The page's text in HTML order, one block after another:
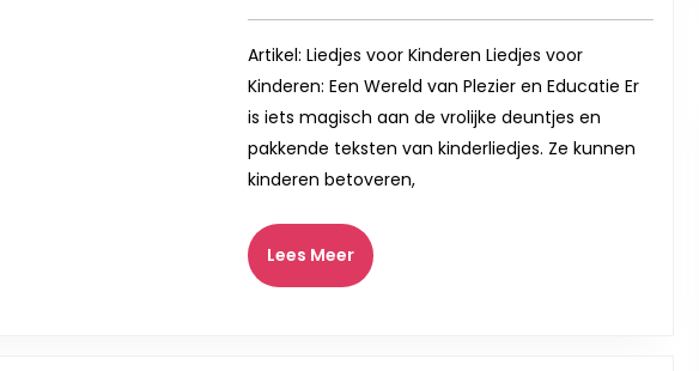
voor
Kinderen
Artikel: Liedjes voor Kinderen Liedjes voor
Kinderen: Een Wereld van Plezier en Educatie Er
is iets magisch aan de vrolijke deuntjes en
pakkende teksten van kinderliedjes. Ze kunnen
kinderen betoveren,
Lees MeerLees
Meer